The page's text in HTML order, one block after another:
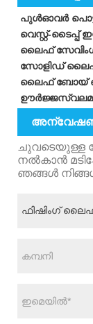
പുൾഓവർ
വെസ്റ്റ്-ടൈപ്പ്
ലൈഫ്
സോളിഡ് ലൈഫ്
ലൈഫ് ബോയ്
ചുവടെയുള്ള
നൽകാൻ
ഞങ്ങൾ